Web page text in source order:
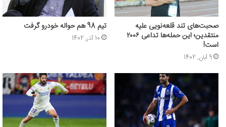
صحبت‌های تند قلعه‌نویی علیه
منتقدین؛ این حمله‌ها تداعی ۲۰۰۶
است!
9 آبان, 1402
تیم 98 هم حواله خودرو گرفت
10 آذر, 1402